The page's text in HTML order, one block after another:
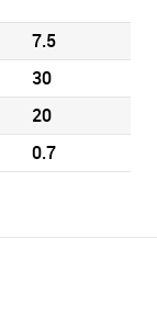
7.5
30
20
0.7